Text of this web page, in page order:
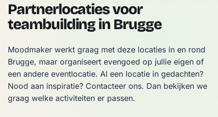
Partnerlocaties voor
teambuilding in Brugge
Moodmaker werkt graag met deze locaties in en rond
Brugge, maar organiseert evengoed op jullie eigen of
een andere eventlocatie. Al een locatie in gedachten?
Nood aan inspiratie? Contacteer ons. Dan bekijken we
graag welke activiteiten er passen.